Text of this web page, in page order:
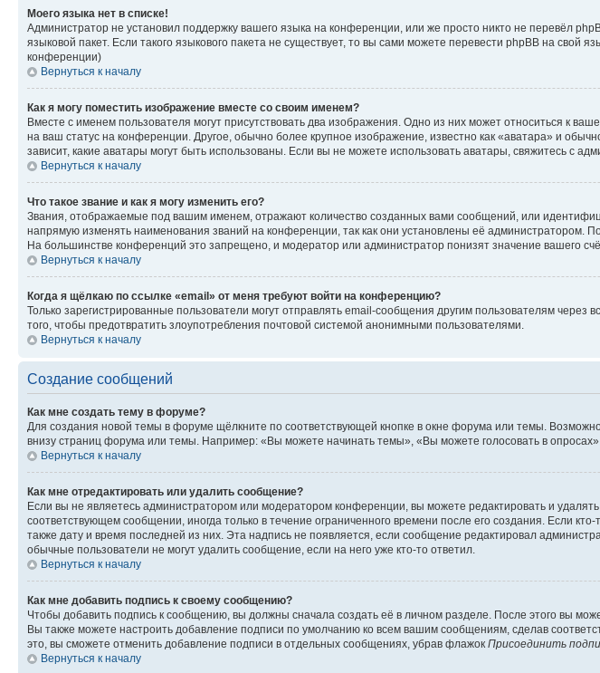
Моего языка нет в списке!
Администратор не установил поддержку вашего языка на конференции, или же просто никто не перевёл
языковой пакет. Если такого языкового пакета не существует, то вы сами можете перевести phpBB на
конференции)
Вернуться к началу
Как я могу поместить изображение вместе со своим именем?
Вместе с именем пользователя могут присутствовать два изображения. Одно из них может относиться к
на ваш статус на конференции. Другое, обычно более крупное изображение, известно как «аватара» и
зависит, какие аватары могут быть использованы. Если вы не можете использовать аватары, свяжитесь с
Вернуться к началу
Что такое звание и как я могу изменить его?
Звания, отображаемые под вашим именем, отражают количество созданных вами сообщений, или
напрямую изменять наименования званий на конференции, так как они установлены её администратором.
На большинстве конференций это запрещено, и модератор или администратор понизят значение вашего
Вернуться к началу
Когда я щёлкаю по ссылке «email» от меня требуют войти на конференцию?
Только зарегистрированные пользователи могут отправлять email-сообщения другим пользователям
того, чтобы предотвратить злоупотребления почтовой системой анонимными пользователями.
Вернуться к началу
Создание сообщений
Как мне создать тему в форуме?
Для создания новой темы в форуме щёлкните по соответствующей кнопке в окне форума или темы.
внизу страниц форума или темы. Например: «Вы можете начинать темы», «Вы можете голосовать в опросах»
Вернуться к началу
Как мне отредактировать или удалить сообщение?
Если вы не являетесь администратором или модератором конференции, вы можете редактировать и
соответствующем сообщении, иногда только в течение ограниченного времени после его создания. Если
также дату и время последней из них. Эта надпись не появляется, если сообщение редактировал
обычные пользователи не могут удалить сообщение, если на него уже кто-то ответил.
Вернуться к началу
Как мне добавить подпись к своему сообщению?
Чтобы добавить подпись к сообщению, вы должны сначала создать её в личном разделе. После этого вы
Вы также можете настроить добавление подписи по умолчанию ко всем вашим сообщениям, сделав
это, вы сможете отменить добавление подписи в отдельных сообщениях, убрав флажок Присоединить
Вернуться к началу